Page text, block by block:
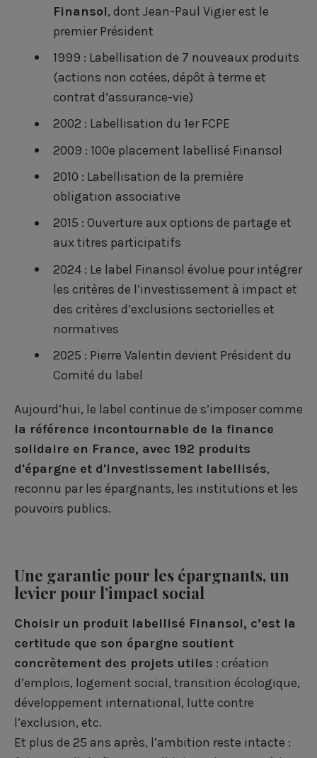
Finansol, dont Jean-Paul Vigier est le
premier Président
1999 : Labellisation de 7 nouveaux produits
(actions non cotées, dépôt à terme et
contrat d’assurance-vie)
2002 : Labellisation du 1er FCPE
2009 : 100e placement labellisé Finansol
2010 : Labellisation de la première
obligation associative
2015 : Ouverture aux options de partage et
aux titres participatifs
2024 : Le label Finansol évolue pour intégrer
les critères de l’investissement à impact et
des critères d’exclusions sectorielles et
normatives
2025 : Pierre Valentin devient Président du
Comité du label
Aujourd’hui, le label continue de s’imposer comme
la référence incontournable de la finance
solidaire en France, avec 192 produits
d'épargne et d'investissement labellisés,
reconnu par les épargnants, les institutions et les
pouvoirs publics.
Une garantie pour les épargnants, un
levier pour l’impact social
Choisir un produit labellisé Finansol, c’est la
certitude que son épargne soutient
concrètement des projets utiles : création
d’emplois, logement social, transition écologique,
développement international, lutte contre
l’exclusion, etc.
Et plus de 25 ans après, l’ambition reste intacte :